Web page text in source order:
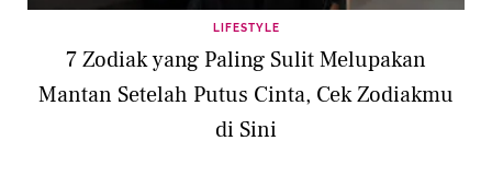
LIFESTYLE
7 Zodiak yang Paling Sulit Melupakan
Mantan Setelah Putus Cinta, Cek Zodiakmu
di Sini